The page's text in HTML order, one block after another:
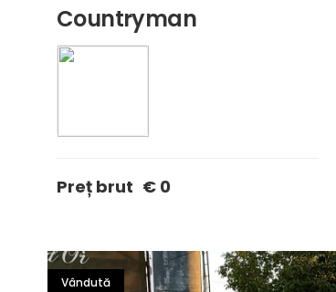
Countryman
Preț brut € 0
Vândută